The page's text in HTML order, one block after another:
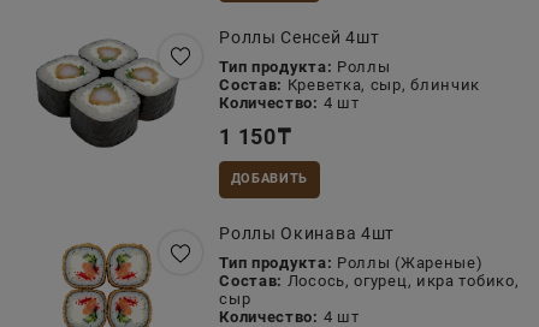
Роллы Сенсей 4шт
Тип продукта: Роллы
Состав: Креветка, сыр, блинчик
Количество: 4 шт
1 150₸
ДОБАВИТЬ
Роллы Окинава 4шт
Тип продукта: Роллы (Жареные)
Состав: Лосось, огурец, икра тобико,
сыр
Количество: 4 шт